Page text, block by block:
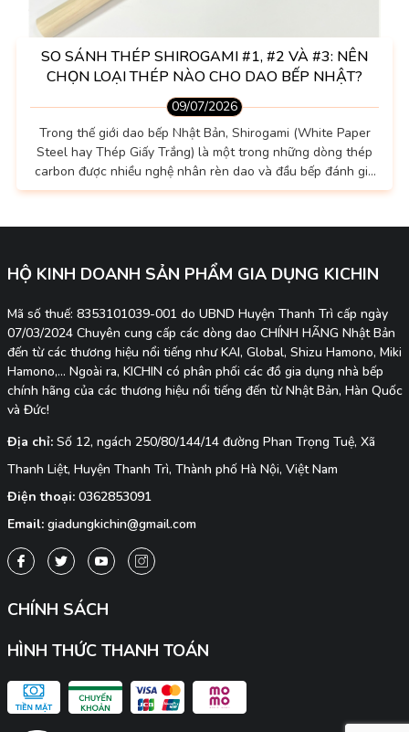
SO SÁNH THÉP SHIROGAMI #1, #2 VÀ #3: NÊN
CHỌN LOẠI THÉP NÀO CHO DAO BẾP NHẬT?
09/07/2026
Trong thế giới dao bếp Nhật Bản, Shirogami (White Paper
Steel hay Thép Giấy Trắng) là một trong những dòng thép
carbon được nhiều nghệ nhân rèn dao và đầu bếp đánh giá
cao. Không sở hữu khả năng chống gỉ như thép không gỉ,
bén rất cao, phản hồi tốt khi mài và mang đến cảm giác cắt
HỘ KINH DOANH SẢN PHẨM GIA DỤNG KICHIN
Mã số thuế: 8353101039-001 do UBND Huyện Thanh Trì cấp ngày
07/03/2024 Chuyên cung cấp các dòng dao CHÍNH HÃNG Nhật Bản
đến từ các thương hiệu nổi tiếng như KAI, Global, Shizu Hamono, Miki
Hamono,... Ngoài ra, KICHIN có phân phối các đồ gia dụng nhà bếp
chính hãng của các thương hiệu nổi tiếng đến từ Nhật Bản, Hàn Quốc
và Đức!
Địa chỉ: Số 12, ngách 250/80/144/14 đường Phan Trọng Tuệ, Xã
Thanh Liệt, Huyện Thanh Trì, Thành phố Hà Nội, Việt Nam
Điện thoại: 0362853091
Email: giadungkichin@gmail.com
CHÍNH SÁCH
HÌNH THỨC THANH TOÁN